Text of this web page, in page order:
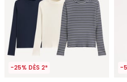
-25% DÈS 2* -